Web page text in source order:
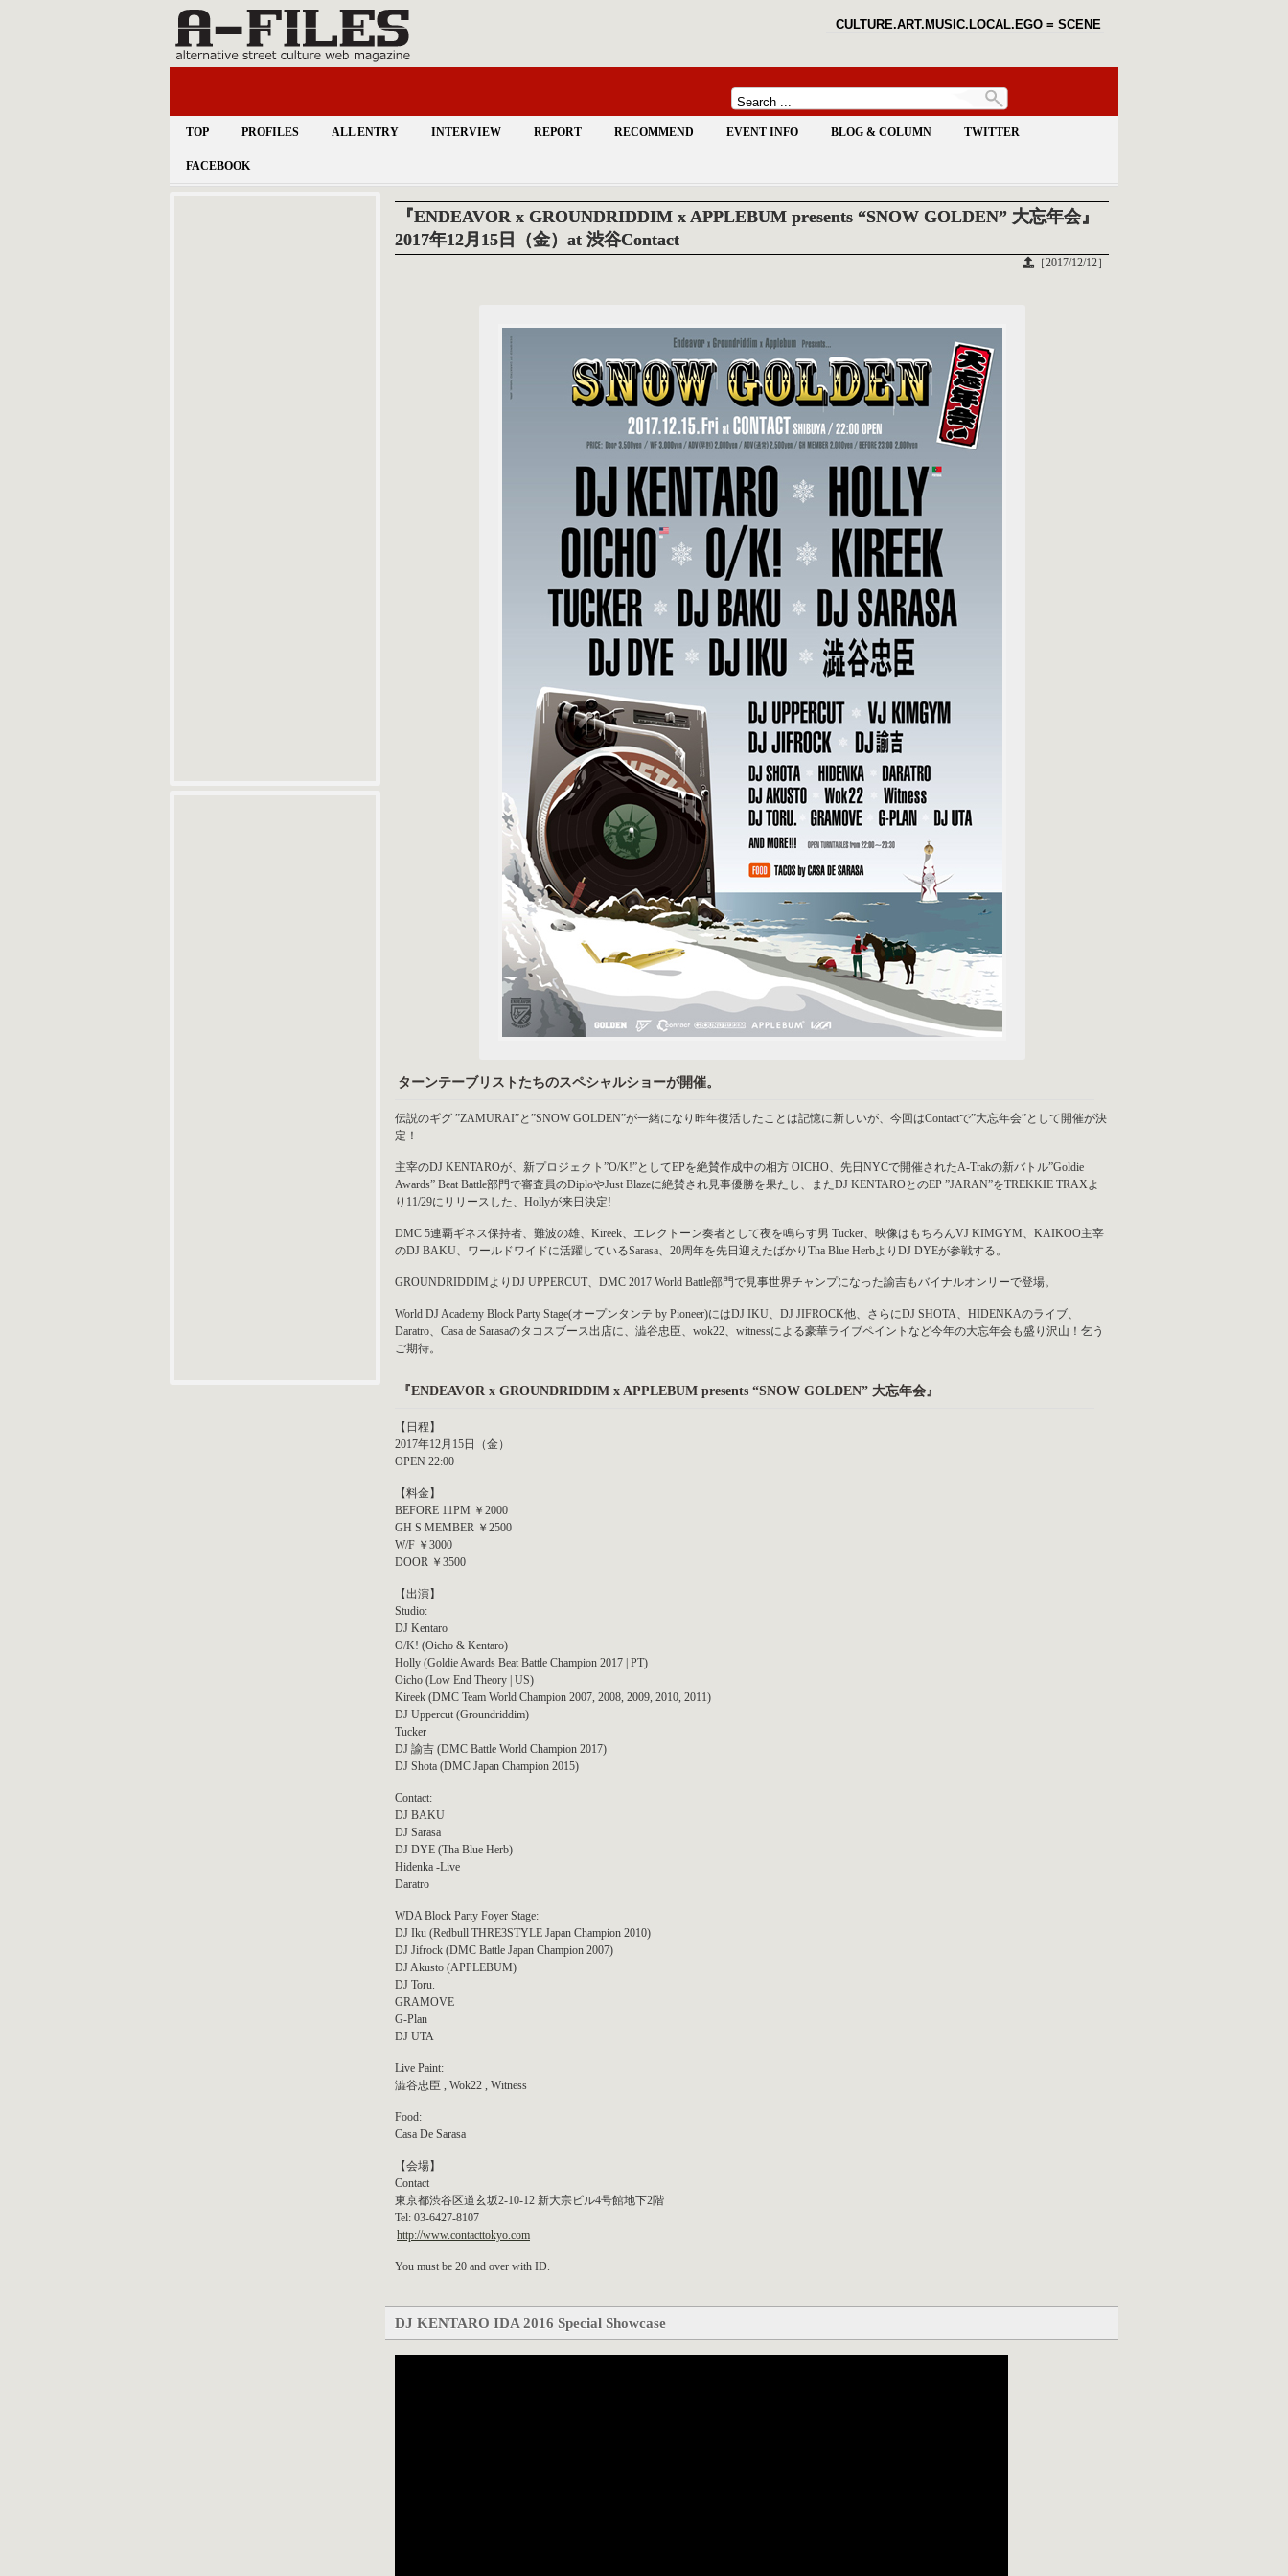
CULTURE.ART.MUSIC.LOCAL.EGO = SCENE
TOP PROFILES ALL ENTRY INTERVIEW REPORT RECOMMEND EVENT INFO BLOG & COLUMN TWITTER
FACEBOOK
『ENDEAVOR x GROUNDRIDDIM x APPLEBUM presents “SNOW GOLDEN” 大忘年会』
2017年12月15日（金）at 渋谷Contact
［2017/12/12］
ターンテーブリストたちのスペシャルショーが開催。
伝説のギグ ”ZAMURAI”と”SNOW GOLDEN”が一緒になり昨年復活したことは記憶に新しいが、今回はContactで”大忘年会”として開催が決
定！
主宰のDJ KENTAROが、新プロジェクト”O/K!”としてEPを絶賛作成中の相方 OICHO、先日NYCで開催されたA-Trakの新バトル”Goldie
Awards” Beat Battle部門で審査員のDiploやJust Blazeに絶賛され見事優勝を果たし、またDJ KENTAROとのEP ”JARAN”をTREKKIE TRAXよ
り11/29にリリースした、Hollyが来日決定!
DMC 5連覇ギネス保持者、難波の雄、Kireek、エレクトーン奏者として夜を鳴らす男 Tucker、映像はもちろんVJ KIMGYM、KAIKOO主宰
のDJ BAKU、ワールドワイドに活躍しているSarasa、20周年を先日迎えたばかりTha Blue HerbよりDJ DYEが参戦する。
GROUNDRIDDIMよりDJ UPPERCUT、DMC 2017 World Battle部門で見事世界チャンプになった諭吉もバイナルオンリーで登場。
World DJ Academy Block Party Stage(オープンタンテ by Pioneer)にはDJ IKU、DJ JIFROCK他、さらにDJ SHOTA、HIDENKAのライブ、
Daratro、Casa de Sarasaのタコスブース出店に、澁谷忠臣、wok22、witnessによる豪華ライブペイントなど今年の大忘年会も盛り沢山！乞う
ご期待。
『ENDEAVOR x GROUNDRIDDIM x APPLEBUM presents “SNOW GOLDEN” 大忘年会』
【日程】
2017年12月15日（金）
OPEN 22:00
【料金】
BEFORE 11PM ￥2000
GH S MEMBER ￥2500
W/F ￥3000
DOOR ￥3500
【出演】
Studio:
DJ Kentaro
O/K! (Oicho & Kentaro)
Holly (Goldie Awards Beat Battle Champion 2017 | PT)
Oicho (Low End Theory | US)
Kireek (DMC Team World Champion 2007, 2008, 2009, 2010, 2011)
DJ Uppercut (Groundriddim)
Tucker
DJ 諭吉 (DMC Battle World Champion 2017)
DJ Shota (DMC Japan Champion 2015)
Contact:
DJ BAKU
DJ Sarasa
DJ DYE (Tha Blue Herb)
Hidenka -Live
Daratro
WDA Block Party Foyer Stage:
DJ Iku (Redbull THRE3STYLE Japan Champion 2010)
DJ Jifrock (DMC Battle Japan Champion 2007)
DJ Akusto (APPLEBUM)
DJ Toru.
GRAMOVE
G-Plan
DJ UTA
Live Paint:
澁谷忠臣 , Wok22 , Witness
Food:
Casa De Sarasa
【会場】
Contact
東京都渋谷区道玄坂2-10-12 新大宗ビル4号館地下2階
Tel: 03-6427-8107
http://www.contacttokyo.com
You must be 20 and over with ID.
DJ KENTARO IDA 2016 Special Showcase